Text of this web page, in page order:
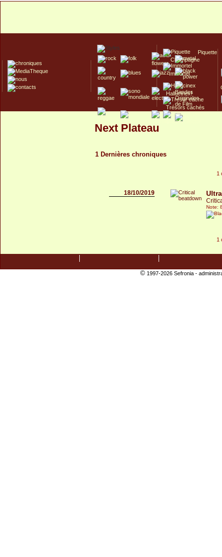
Piquette
Champagne
Immortel
Hallucinex!
Trésors cachés
Culte/Collector
Next Plateau
1 Dernières chroniques
1
18/10/2019
Note:
1
©1997-2026 Sefronia -